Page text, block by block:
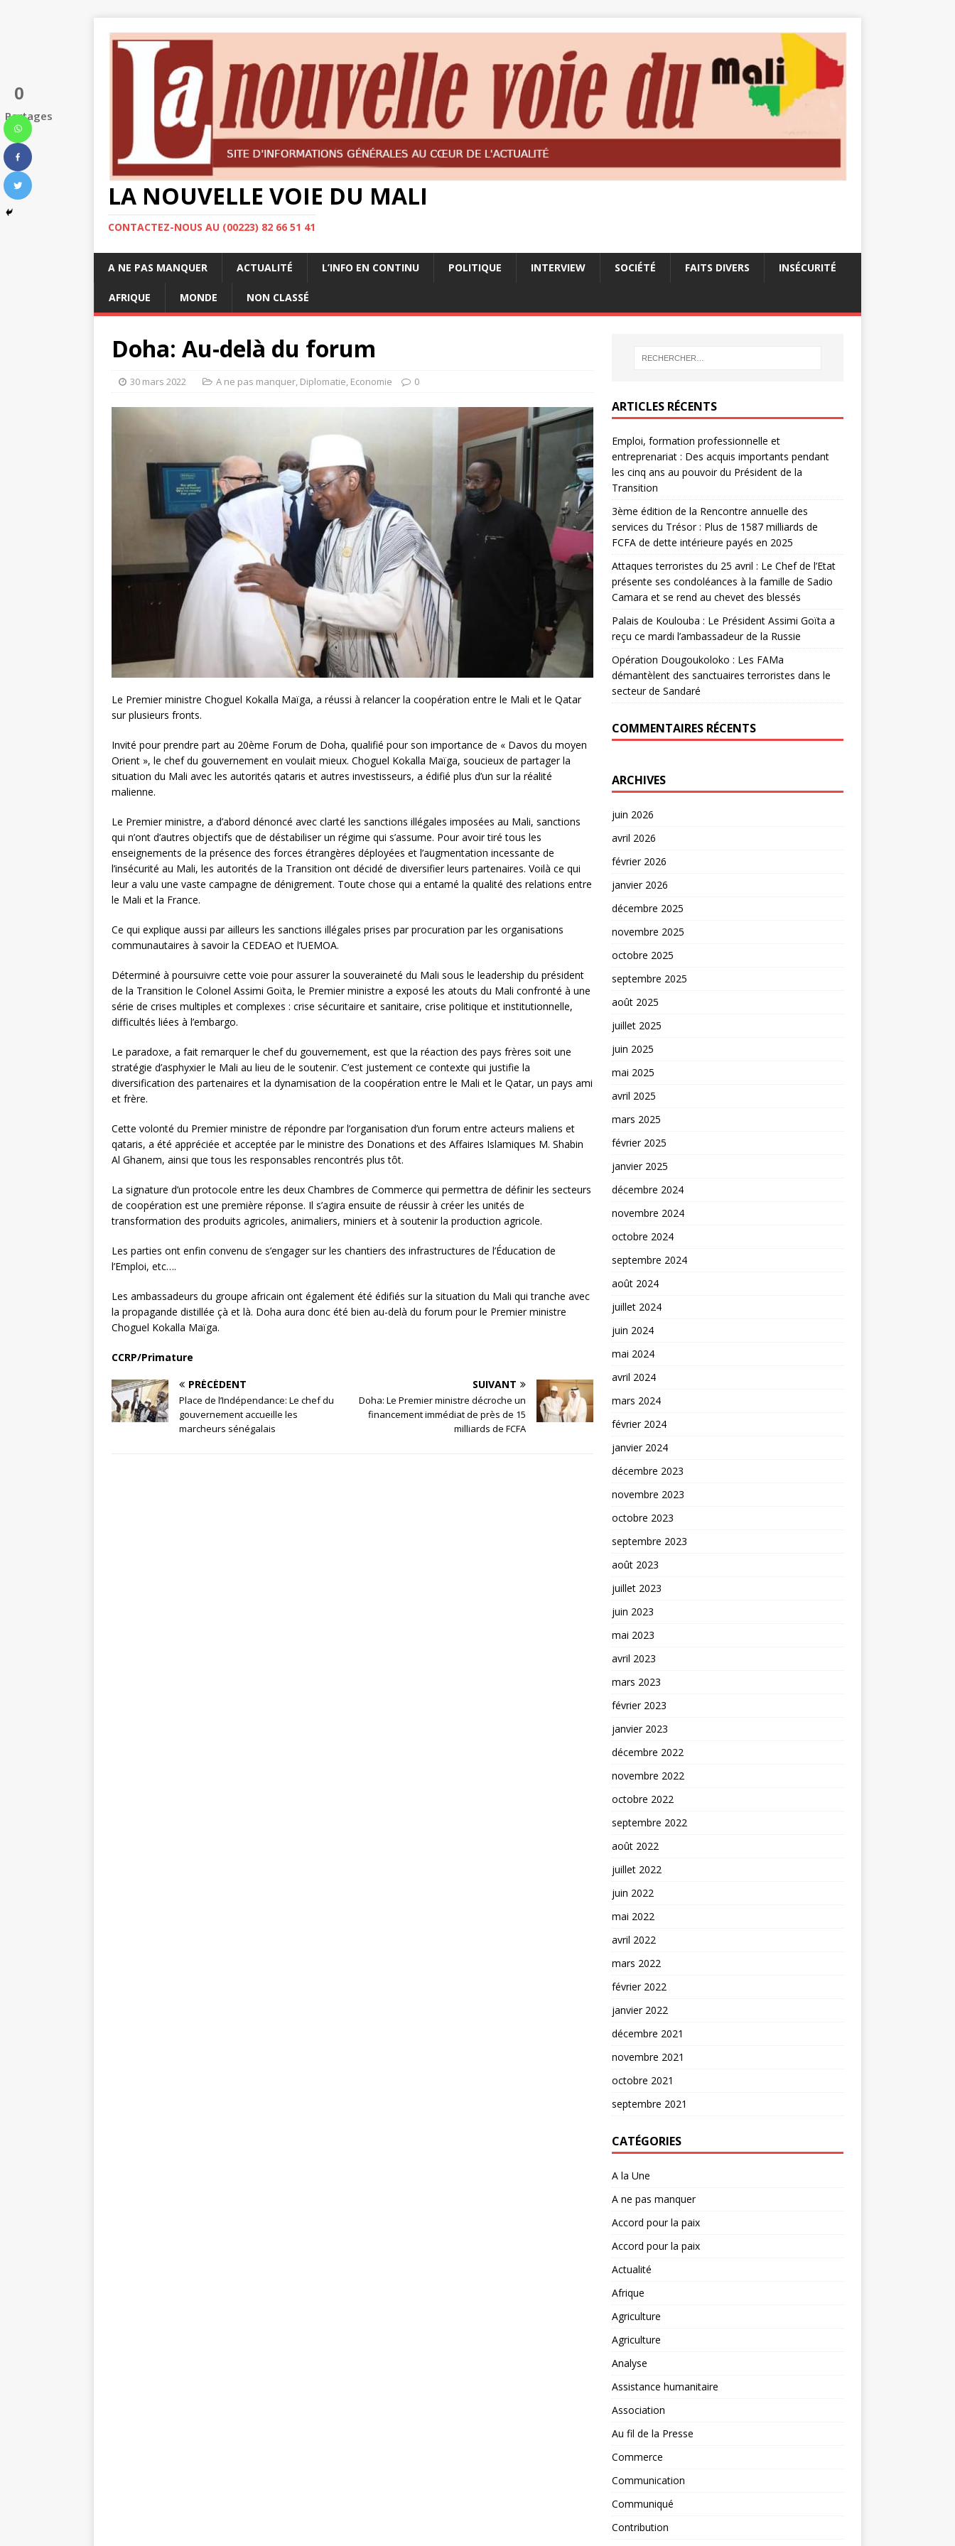
LA NOUVELLE VOIE DU MALI
CONTACTEZ-NOUS AU (00223) 82 66 51 41
A NE PAS MANQUER ACTUALITÉ L’INFO EN CONTINU POLITIQUE INTERVIEW SOCIÉTÉ FAITS DIVERS INSÉCURITÉ
AFRIQUE MONDE NON CLASSÉ
Doha: Au-delà du forum
30 mars 2022 A ne pas manquer, Diplomatie, Economie 0
Le Premier ministre Choguel Kokalla Maïga, a réussi à relancer la coopération entre le Mali et le Qatar
sur plusieurs fronts.
Invité pour prendre part au 20ème Forum de Doha, qualifié pour son importance de « Davos du moyen
Orient », le chef du gouvernement en voulait mieux. Choguel Kokalla Maïga, soucieux de partager la
situation du Mali avec les autorités qataris et autres investisseurs, a édifié plus d’un sur la réalité
malienne.
Le Premier ministre, a d’abord dénoncé avec clarté les sanctions illégales imposées au Mali, sanctions
qui n’ont d’autres objectifs que de déstabiliser un régime qui s’assume. Pour avoir tiré tous les
enseignements de la présence des forces étrangères déployées et l’augmentation incessante de
l’insécurité au Mali, les autorités de la Transition ont décidé de diversifier leurs partenaires. Voilà ce qui
leur a valu une vaste campagne de dénigrement. Toute chose qui a entamé la qualité des relations entre
le Mali et la France.
Ce qui explique aussi par ailleurs les sanctions illégales prises par procuration par les organisations
communautaires à savoir la CEDEAO et l’UEMOA.
Déterminé à poursuivre cette voie pour assurer la souveraineté du Mali sous le leadership du président
de la Transition le Colonel Assimi Goïta, le Premier ministre a exposé les atouts du Mali confronté à une
série de crises multiples et complexes : crise sécuritaire et sanitaire, crise politique et institutionnelle,
difficultés liées à l’embargo.
Le paradoxe, a fait remarquer le chef du gouvernement, est que la réaction des pays frères soit une
stratégie d’asphyxier le Mali au lieu de le soutenir. C’est justement ce contexte qui justifie la
diversification des partenaires et la dynamisation de la coopération entre le Mali et le Qatar, un pays ami
et frère.
Cette volonté du Premier ministre de répondre par l’organisation d’un forum entre acteurs maliens et
qataris, a été appréciée et acceptée par le ministre des Donations et des Affaires Islamiques M. Shabin
Al Ghanem, ainsi que tous les responsables rencontrés plus tôt.
La signature d’un protocole entre les deux Chambres de Commerce qui permettra de définir les secteurs
de coopération est une première réponse. Il s’agira ensuite de réussir à créer les unités de
transformation des produits agricoles, animaliers, miniers et à soutenir la production agricole.
Les parties ont enfin convenu de s’engager sur les chantiers des infrastructures de l’Éducation de
l’Emploi, etc….
Les ambassadeurs du groupe africain ont également été édifiés sur la situation du Mali qui tranche avec
la propagande distillée çà et là. Doha aura donc été bien au-delà du forum pour le Premier ministre
Choguel Kokalla Maïga.
CCRP/Primature
0
Partages
PRÉCÉDENT
Place de l’Indépendance: Le chef du
gouvernement accueille les
marcheurs sénégalais
SUIVANT
Doha: Le Premier ministre décroche un
financement immédiat de près de 15
milliards de FCFA
ARTICLES RÉCENTS
Emploi, formation professionnelle et
entreprenariat : Des acquis importants pendant
les cinq ans au pouvoir du Président de la
Transition
3ème édition de la Rencontre annuelle des
services du Trésor : Plus de 1587 milliards de
FCFA de dette intérieure payés en 2025
Attaques terroristes du 25 avril : Le Chef de l’Etat
présente ses condoléances à la famille de Sadio
Camara et se rend au chevet des blessés
Palais de Koulouba : Le Président Assimi Goïta a
reçu ce mardi l’ambassadeur de la Russie
Opération Dougoukoloko : Les FAMa
démantèlent des sanctuaires terroristes dans le
secteur de Sandaré
COMMENTAIRES RÉCENTS
ARCHIVES
juin 2026
avril 2026
février 2026
janvier 2026
décembre 2025
novembre 2025
octobre 2025
septembre 2025
août 2025
juillet 2025
juin 2025
mai 2025
avril 2025
mars 2025
février 2025
janvier 2025
décembre 2024
novembre 2024
octobre 2024
septembre 2024
août 2024
juillet 2024
juin 2024
mai 2024
avril 2024
mars 2024
février 2024
janvier 2024
décembre 2023
novembre 2023
octobre 2023
septembre 2023
août 2023
juillet 2023
juin 2023
mai 2023
avril 2023
mars 2023
février 2023
janvier 2023
décembre 2022
novembre 2022
octobre 2022
septembre 2022
août 2022
juillet 2022
juin 2022
mai 2022
avril 2022
mars 2022
février 2022
janvier 2022
décembre 2021
novembre 2021
octobre 2021
septembre 2021
CATÉGORIES
A la Une
A ne pas manquer
Accord pour la paix
Accord pour la paix
Actualité
Afrique
Agriculture
Agriculture
Analyse
Assistance humanitaire
Association
Au fil de la Presse
Commerce
Communication
Communiqué
Contribution